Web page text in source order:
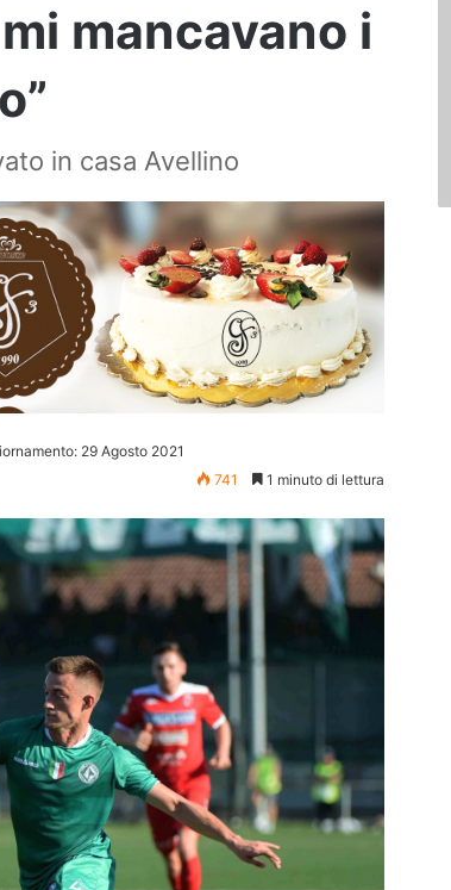
mancavano i
in casa Avellino
29 Agosto 2021
741
1 minuto di lettura